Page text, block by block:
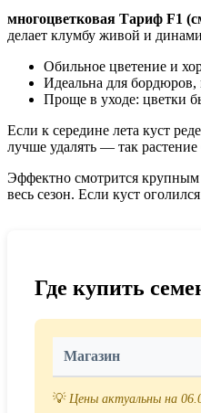
многоцветковая Тариф F1
делает клумбу живой и
Обильное цветение и
Идеальна для бордюров,
Проще в уходе: цветки
Если к середине лета куст
лучше удалять — так
Эффектно смотрится
весь сезон. Если куст
Где купить
Магазин
💡 Цены актуальны на